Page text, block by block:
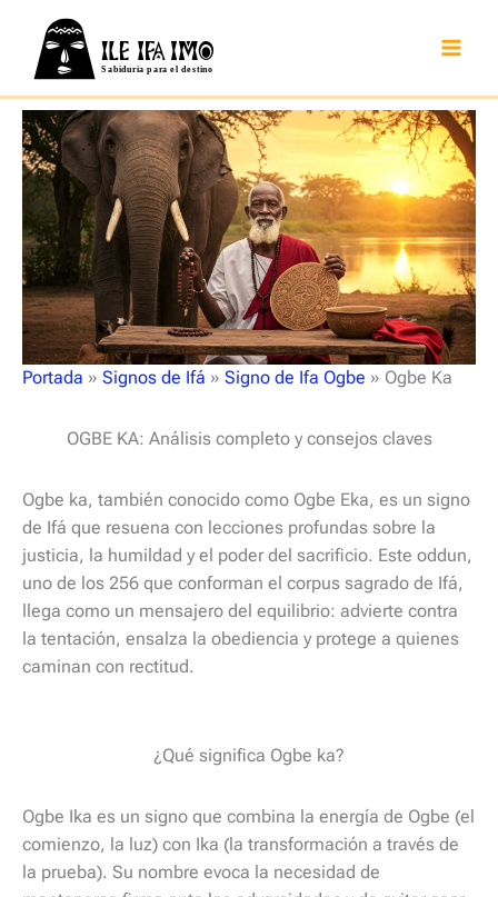
contenido
Portada » Signos de Ifá » Signo de Ifa Ogbe » Ogbe Ka
OGBE KA: Análisis completo y consejos claves
Ogbe ka, también conocido como Ogbe Eka, es un signo
de Ifá que resuena con lecciones profundas sobre la
justicia, la humildad y el poder del sacrificio. Este oddun,
uno de los 256 que conforman el corpus sagrado de Ifá,
llega como un mensajero del equilibrio: advierte contra
la tentación, ensalza la obediencia y protege a quienes
caminan con rectitud.
¿Qué significa Ogbe ka?
Ogbe Ika es un signo que combina la energía de Ogbe (el
comienzo, la luz) con Ika (la transformación a través de
la prueba). Su nombre evoca la necesidad de